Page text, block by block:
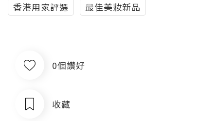
香港用家評選
最佳美妝新品
0個讚好
收藏